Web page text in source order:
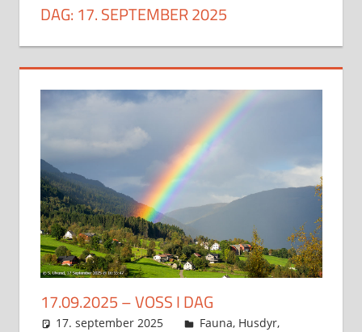
DAG: 17. SEPTEMBER 2025
17.09.2025 – VOSS I DAG
17. september 2025 Svein
Fauna, Husdyr,